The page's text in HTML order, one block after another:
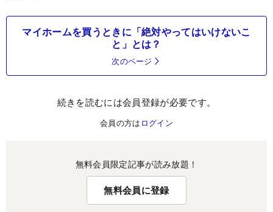
マイホームを買うときに「絶対やってはいけないこ
と」とは？
次のページ
続きを読むには会員登録が必要です。
会員の方は ログイン
無料会員限定記事が読み放題！
無料会員に登録